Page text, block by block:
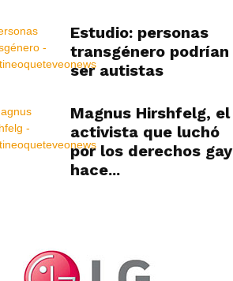
Estudio: personas
transgénero podrían
ser autistas
Magnus Hirshfelg, el
activista que luchó
por los derechos gay
hace...